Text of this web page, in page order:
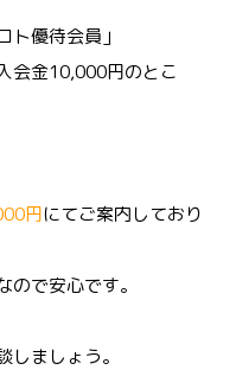
優待会員」
会金10,000円のとこ
円にてご案内しており
で安心です。
ましょう。